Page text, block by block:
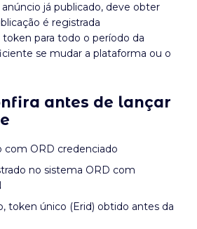
já publicado, deve obter
é registrada
para todo o período da
se mudar a plataforma ou o
antes de lançar
com ORD credenciado
no sistema ORD com
token único (Erid) obtido antes da